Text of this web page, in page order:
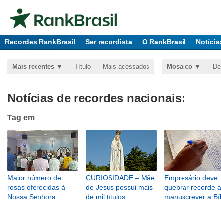
Recordes RankBrasil Ser recordista O RankBrasil
Mais recentes Título Mais acessados Mosaico
Notícias de recordes nacionais:
Tag em
Maior número de
rosas oferecidas à
Nossa Senhora
CURIOSIDADE – Mãe
de Jesus possui mais
de mil títulos
Empresário deve
quebrar recorde
manuscrever a